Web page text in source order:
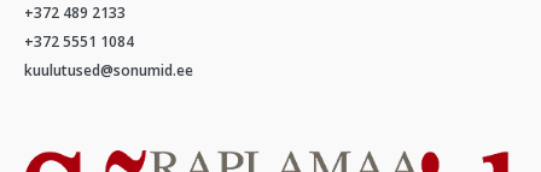
+372 489 2133
+372 5551 1084
kuulutused@sonumid.ee